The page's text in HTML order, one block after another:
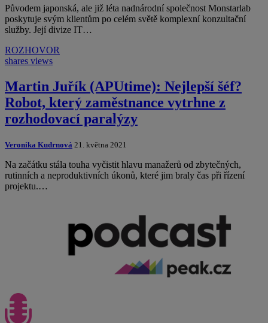
Původem japonská, ale již léta nadnárodní společnost Monstarlab
poskytuje svým klientům po celém světě komplexní konzultační
služby. Její divize IT…
ROZHOVOR
shares views
Martin Juřík (APUtime): Nejlepší šéf?
Robot, který zaměstnance vytrhne z
rozhodovací paralýzy
Veronika Kudrnová 21. května 2021
Na začátku stála touha vyčistit hlavu manažerů od zbytečných,
rutinních a neproduktivních úkonů, které jim braly čas při řízení
projektu.…